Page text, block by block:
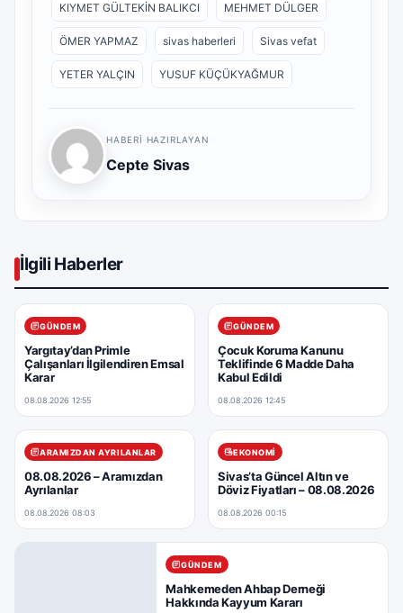
KIYMET GÜLTEKİN BALIKCI MEHMET DÜLGER
ÖMER YAPMAZ sivas haberleri Sivas vefat
YETER YALÇIN YUSUF KÜÇÜKYAĞMUR
HABERI HAZIRLAYAN
Cepte Sivas
İlgili Haberler
GÜNDEM
Yargıtay’dan Primle
Çalışanları İlgilendiren Emsal
Karar
08.08.2026 12:55
GÜNDEM
Çocuk Koruma Kanunu
Teklifinde 6 Madde Daha
Kabul Edildi
08.08.2026 12:45
ARAMIZDAN AYRILANLAR
08.08.2026 – Aramızdan
Ayrılanlar
08.08.2026 08:03
EKONOMI
Sivas’ta Güncel Altın ve
Döviz Fiyatları – 08.08.2026
08.08.2026 00:15
GÜNDEM
Mahkemeden Ahbap Derneği
Hakkında Kayyum Kararı